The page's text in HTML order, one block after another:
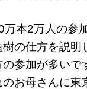
本2万人の参
の仕方を説明
参加が多いで
お母さんに東